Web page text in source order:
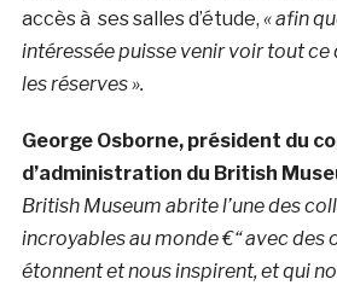
accès à ses salles d’étude, « afin
intéressée puisse venir voir tout ce
les réserves ».
George Osborne, président du
d’administration du British
British Museum abrite l’une des
incroyables au monde €“ avec des
étonnent et nous inspirent, et qui